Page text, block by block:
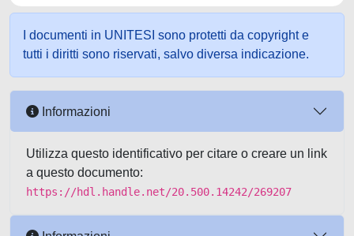
I documenti in UNITESI sono protetti da copyright e
tutti i diritti sono riservati, salvo diversa indicazione.
Informazioni
Utilizza questo identificativo per citare o creare un link
a questo documento:
https://hdl.handle.net/20.500.14242/269207